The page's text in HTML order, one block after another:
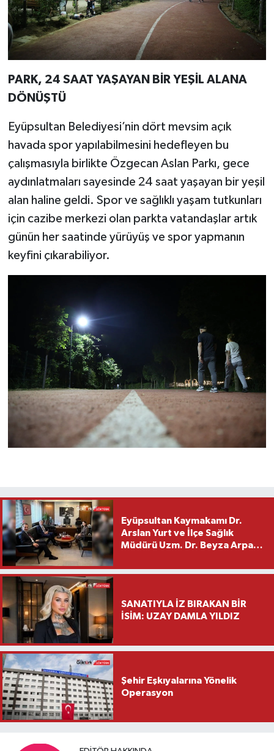
PARK, 24 SAAT YAŞAYAN BİR YEŞİL ALANA
DÖNÜŞTÜ
Eyüpsultan Belediyesi’nin dört mevsim açık
havada spor yapılabilmesini hedefleyen bu
çalışmasıyla birlikte Özgecan Aslan Parkı, gece
aydınlatmaları sayesinde 24 saat yaşayan bir yeşil
alan haline geldi. Spor ve sağlıklı yaşam tutkunları
için cazibe merkezi olan parkta vatandaşlar artık
günün her saatinde yürüyüş ve spor yapmanın
keyfini çıkarabiliyor.
Eyüpsultan Kaymakamı Dr.
Arslan Yurt ve İlçe Sağlık
Müdürü Uzm. Dr. Beyza Arpacı
Ziyareti
SANATIYLA İZ BIRAKAN BİR
İSİM: UZAY DAMLA YILDIZ
Şehir Eşkıyalarına Yönelik
Operasyon